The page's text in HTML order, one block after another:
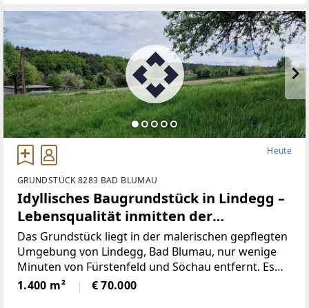
Heute
GRUNDSTÜCK 8283 BAD BLUMAU
Idyllisches Baugrundstück in Lindegg –
Lebensqualität inmitten der
Thermenregion.
Das Grundstück liegt in der malerischen gepflegten
Umgebung von Lindegg, Bad Blumau, nur wenige
Minuten von Fürstenfeld und Söchau entfernt. Es
genießt eine privilegierte Lage in der Golf- und
Thermenregion Bad Blumau, berühmt für ihre Ruhe,
1.400 m² € 70.000